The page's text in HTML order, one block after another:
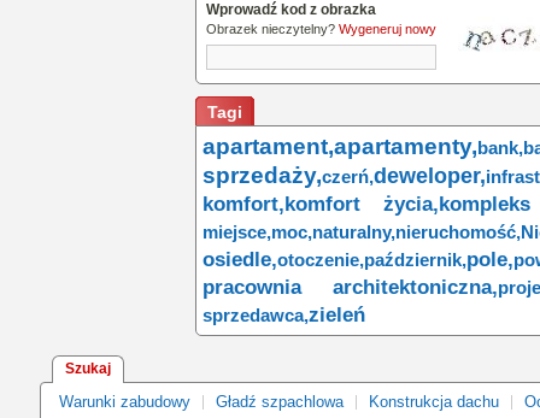
Wprowadź kod z obrazka
Obrazek nieczytelny? Wygeneruj nowy
Tagi
apartament,apartamenty,bank,
sprzedaży,czerń,deweloper,
komfort, komfort życia,
miejsce,moc,naturalny,nieruchomość,
osiedle,otoczenie,październik,pole,
pracownia architektoniczna,
sprzedawca,zieleń
Szukaj
Warunki zabudowy Gładź szpachlowa Konstrukcja dachu